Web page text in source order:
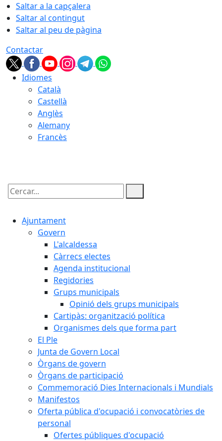
Saltar a la capçalera
Saltar al contingut
Saltar al peu de pàgina
Contactar
Idiomes
Català
Castellà
Anglès
Alemany
Francès
Cercar:
Ajuntament
Govern
L'alcaldessa
Càrrecs electes
Agenda institucional
Regidories
Grups municipals
Opinió dels grups municipals
Cartipàs: organització política
Organismes dels que forma part
El Ple
Junta de Govern Local
Òrgans de govern
Òrgans de participació
Commemoració Dies Internacionals i Mundials
Manifestos
Oferta pública d'ocupació i convocatòries de
personal
Ofertes públiques d'ocupació